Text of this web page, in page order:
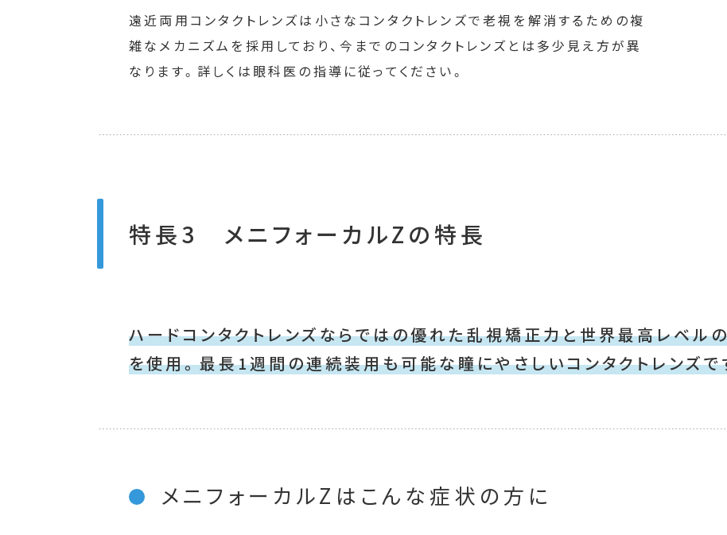
遠近両用コンタクトレンズは小さなコンタクトレンズで老視を解消するための複
雑なメカニズムを採用しており、今までのコンタクトレンズとは多少見え方が異
なります。詳しくは眼科医の指導に従ってください。
特長3 メニフォーカルZの特長
ハードコンタクトレンズならではの優れた乱視矯正力と世界最高レベ
を使用。最長1週間の連続装用も可能な瞳にやさしいコンタクトレンズで
メニフォーカルZはこんな症状の方に